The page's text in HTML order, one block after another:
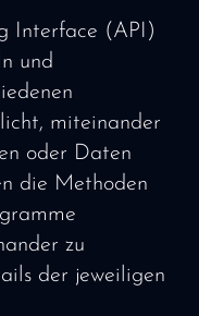
Interface (API)
und
miteinander
oder Daten
die Methoden
zu
der jeweiligen